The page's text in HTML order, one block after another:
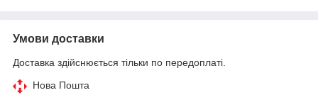
Умови доставки
Доставка здійснюється тільки по передоплаті.
Нова Пошта